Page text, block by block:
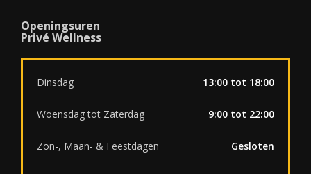
Openingsuren
Privé Wellness
Dinsdag 13:00 tot 18:00
Woensdag tot Zaterdag 9:00 tot 22:00
Zon-, Maan- & Feestdagen Gesloten